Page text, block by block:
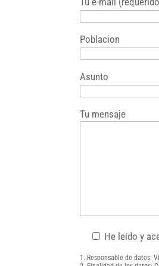
Poblacion
Asunto
Tu mensaje
He leído y
Responsable de datos: